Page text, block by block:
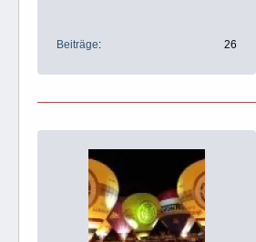
Beiträge 26